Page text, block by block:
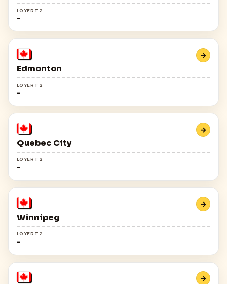
LOYER T2
-
Edmonton
→
LOYER T2
-
Quebec City
→
LOYER T2
-
Winnipeg
→
LOYER T2
-
→